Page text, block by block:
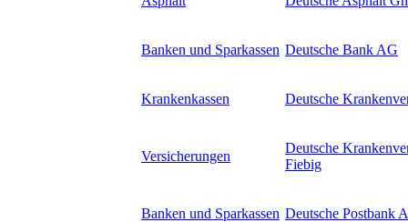
Banken und Sparkassen Deutsche Bank AG
Krankenkassen Deutsche
Versicherungen
Deutsche
Fiebig
Banken und Sparkassen Deutsche Postbank